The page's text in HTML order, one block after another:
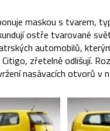
maskou s tvarem,
ostře tvarované
automobilů,
Citigo, zřetelně odlišují.
nasávacích otvorů v